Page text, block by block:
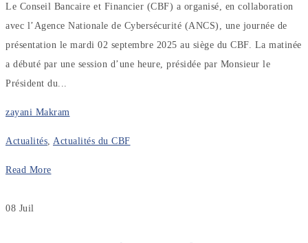
Le Conseil Bancaire et Financier (CBF) a organisé, en collaboration
avec l’Agence Nationale de Cybersécurité (ANCS), une journée de
présentation le mardi 02 septembre 2025 au siège du CBF. La matinée
a débuté par une session d’une heure, présidée par Monsieur le
Président du...
zayani Makram
Actualités, Actualités du CBF
Read More
08 Juil